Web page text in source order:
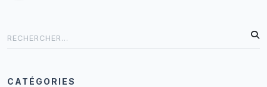
CATÉGORIES